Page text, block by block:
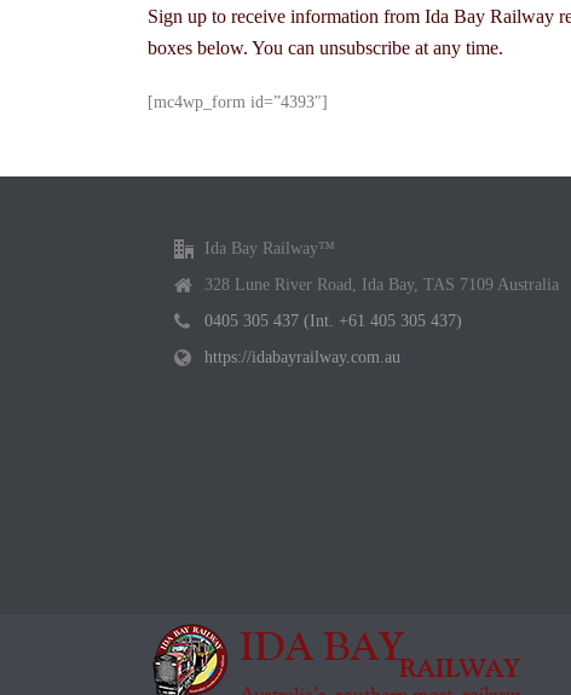
Sign up to receive information from Ida Bay Railway
boxes below. You can unsubscribe at any time.
[mc4wp_form id=”4393″]
Ida Bay Railway™
328 Lune River Road, Ida Bay, TAS 7109 Australia
0405 305 437 (Int. +61 405 305 437)
https://idabayrailway.com.au